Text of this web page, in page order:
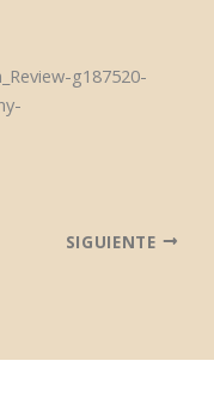
g187520-
SIGUIENTE